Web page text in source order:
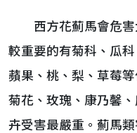
西方花薊馬會危害
較重要的有菊科、瓜
蘋果、桃、梨、草莓
菊花、玫瑰、康乃馨
卉受害最嚴重。薊馬